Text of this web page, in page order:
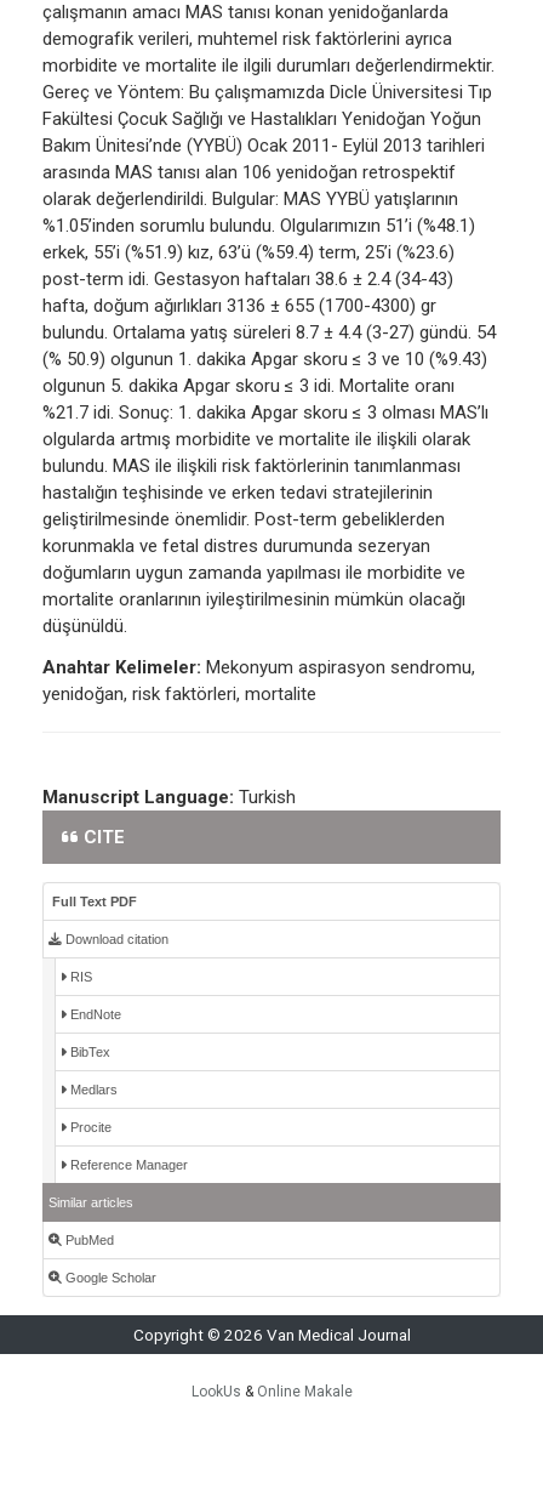
çalışmanın amacı MAS tanısı konan yenidoğanlarda
demografik verileri, muhtemel risk faktörlerini ayrıca
morbidite ve mortalite ile ilgili durumları değerlendirmektir.
Gereç ve Yöntem: Bu çalışmamızda Dicle Üniversitesi Tıp
Fakültesi Çocuk Sağlığı ve Hastalıkları Yenidoğan Yoğun
Bakım Ünitesi’nde (YYBÜ) Ocak 2011- Eylül 2013 tarihleri
arasında MAS tanısı alan 106 yenidoğan retrospektif
olarak değerlendirildi. Bulgular: MAS YYBÜ yatışlarının
%1.05’inden sorumlu bulundu. Olgularımızın 51’i (%48.1)
erkek, 55’i (%51.9) kız, 63’ü (%59.4) term, 25’i (%23.6)
post-term idi. Gestasyon haftaları 38.6 ± 2.4 (34-43)
hafta, doğum ağırlıkları 3136 ± 655 (1700-4300) gr
bulundu. Ortalama yatış süreleri 8.7 ± 4.4 (3-27) gündü. 54
(% 50.9) olgunun 1. dakika Apgar skoru ≤ 3 ve 10 (%9.43)
olgunun 5. dakika Apgar skoru ≤ 3 idi. Mortalite oranı
%21.7 idi. Sonuç: 1. dakika Apgar skoru ≤ 3 olması MAS’lı
olgularda artmış morbidite ve mortalite ile ilişkili olarak
bulundu. MAS ile ilişkili risk faktörlerinin tanımlanması
hastalığın teşhisinde ve erken tedavi stratejilerinin
geliştirilmesinde önemlidir. Post-term gebeliklerden
korunmakla ve fetal distres durumunda sezeryan
doğumların uygun zamanda yapılması ile morbidite ve
mortalite oranlarının iyileştirilmesinin mümkün olacağı
düşünüldü.
Anahtar Kelimeler: Mekonyum aspirasyon sendromu,
yenidoğan, risk faktörleri, mortalite
Manuscript Language: Turkish
CITE
Full Text PDF
Download citation
RIS
EndNote
BibTex
Medlars
Procite
Reference Manager
Similar articles
PubMed
Google Scholar
Copyright © 2026 Van Medical Journal
LookUs & Online Makale